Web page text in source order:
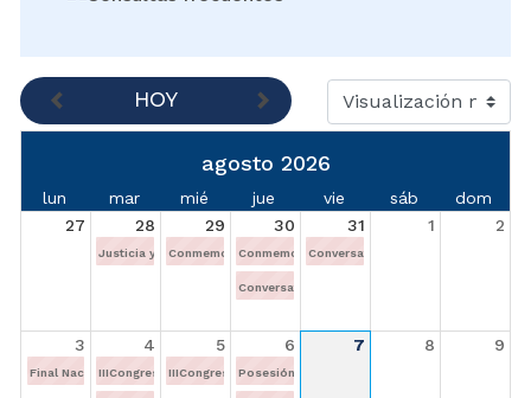
HOY
agosto 2026
lun mar mié jue vie sáb
dom
27
28 29 30 31 1 2
Justicia y Ciudadanía. Violencia sexual contra niños, niñas y
Conmemoración de los 20 años de los Jueces Adm.
Conmemoración de los 20 años de los Jueces
Conversatorio Regional de la
Conversatorio Regional de la Especialidad
3 4 5 6 7 8 9
Final Nacional de TALENTOS 2026 Teatro Roberto Arias Pérez de "Colsubsidio"
IIICongreso Regional Jurisdicción Contenciosa Administrativa del
IIICongreso Regional Jurisdicción Contenciosa
Posesión de la Magistrada Paula Andrea